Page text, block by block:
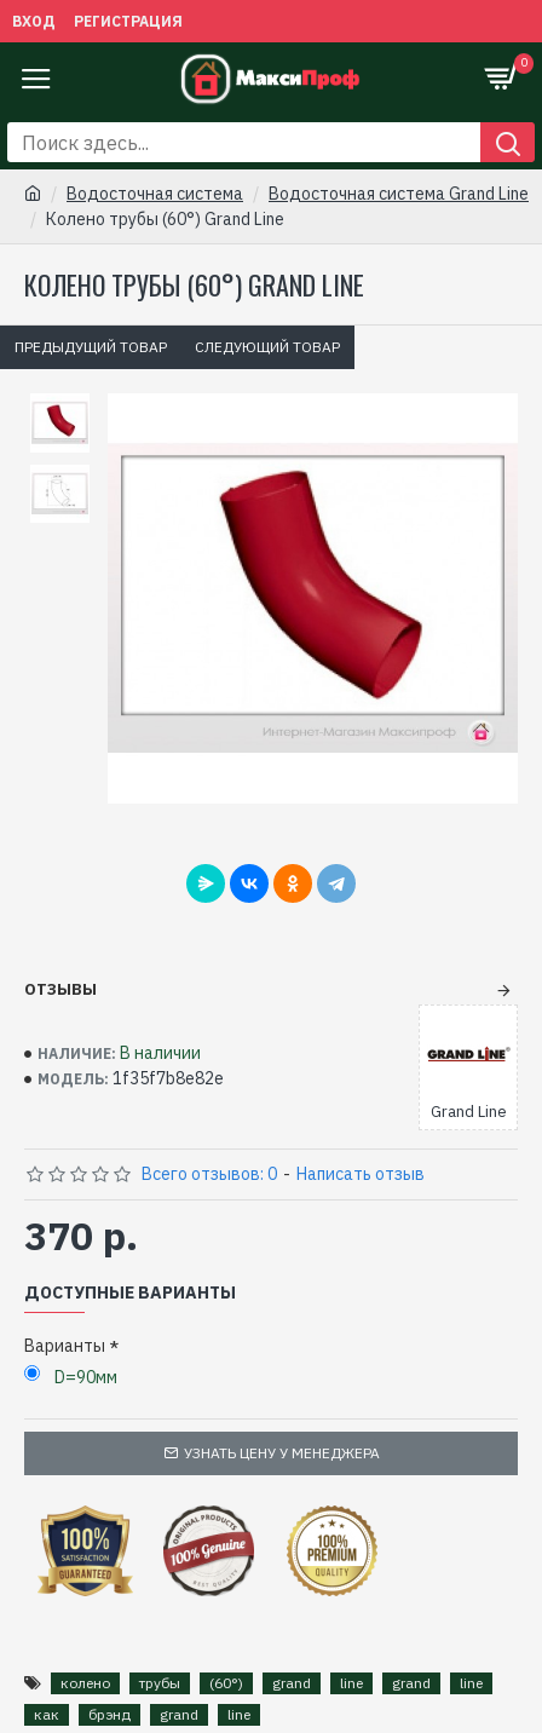
ВХОД РЕГИСТРАЦИЯ
0
Водосточная сиcтема
Водосточная система Grand Line
Колено трубы (60°) Grand Line
КОЛЕНО ТРУБЫ (60°) GRAND LINE
ПРЕДЫДУЩИЙ ТОВАР СЛЕДУЮЩИЙ ТОВАР
ОТЗЫВЫ
НАЛИЧИЕ: В наличии
МОДЕЛЬ: 1f35f7b8e82e
Grand Line
Всего отзывов: 0 - Написать отзыв
370 р.
ДОСТУПНЫЕ ВАРИАНТЫ
Варианты
D=90мм
УЗНАТЬ ЦЕНУ У МЕНЕДЖЕРА
колено трубы (60°) grand line grand
line
как
брэнд grand line